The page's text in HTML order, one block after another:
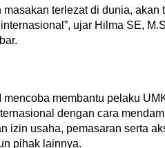
terlezat di dunia,
ujar Hilma SE,
membantu pelaku
dengan cara
izin usaha, pemasaran serta
pihak lainnya.